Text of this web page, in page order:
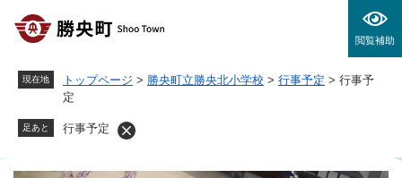
閲覧補助
現在地 トップページ > 勝央町立勝央北小学校 > 行事予定 > 行事予
定
足あと 行事予定